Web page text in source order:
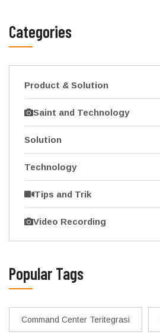
Categories
Product & Solution
Saint and Technology
Solution
Technology
Tips and Trik
Video Recording
Popular Tags
Command Center Teritegrasi